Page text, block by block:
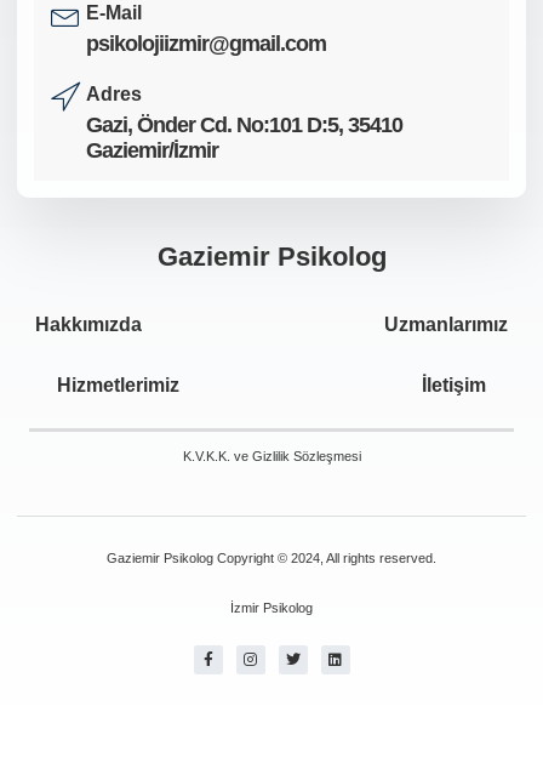
E-Mail
psikolojiizmir@gmail.com
Adres
Gazi, Önder Cd. No:101 D:5, 35410
Gaziemir/İzmir
Gaziemir Psikolog
Hakkımızda Uzmanlarımız
Hizmetlerimiz İletişim
K.V.K.K. ve Gizlilik Sözleşmesi
Gaziemir Psikolog Copyright © 2024, All rights reserved.
İzmir Psikolog